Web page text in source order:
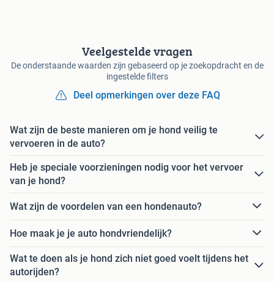
Veelgestelde vragen
De onderstaande waarden zijn gebaseerd op je zoekopdracht en de
ingestelde filters
Deel opmerkingen over deze FAQ
Wat zijn de beste manieren om je hond veilig te
vervoeren in de auto?
Heb je speciale voorzieningen nodig voor het vervoer
van je hond?
Wat zijn de voordelen van een hondenauto?
Hoe maak je je auto hondvriendelijk?
Wat te doen als je hond zich niet goed voelt tijdens het
autorijden?